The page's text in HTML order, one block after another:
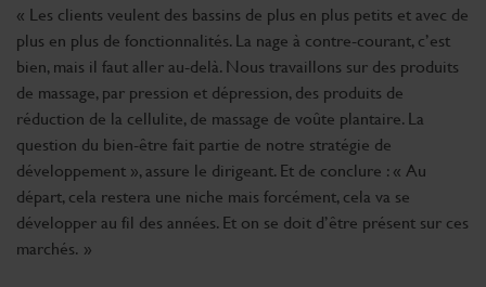
« Les clients veulent des bassins de plus en plus petits et avec de
plus en plus de fonctionnalités. La nage à contre-courant, c’est
bien, mais il faut aller au-delà. Nous travaillons sur des produits
de massage, par pression et dépression, des produits de
réduction de la cellulite, de massage de voûte plantaire. La
question du bien-être fait partie de notre stratégie de
développement », assure le dirigeant. Et de conclure : « Au
départ, cela restera une niche mais forcément, cela va se
développer au fil des années. Et on se doit d’être présent sur ces
marchés. »